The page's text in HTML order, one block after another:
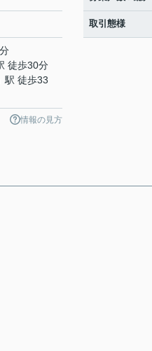
徒歩30分
駅 徒歩33
情報の見方
取引態様